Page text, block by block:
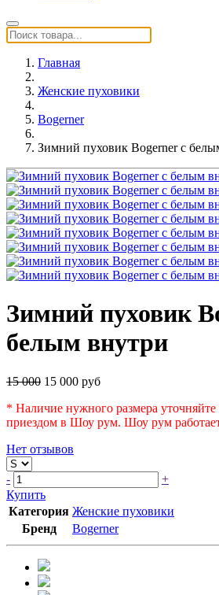
Главная
Женские пуховики
Bogerner
Зимний пуховик Bogerner с
Зимний пуховик
белым внутри
15 000 15 000 руб
* Наличие нужного размера
приездом в Шоу рум. Шоу рум
Нет отзывов
-
+
Купить
Категория Женские пуховики
Бренд
Bogerner